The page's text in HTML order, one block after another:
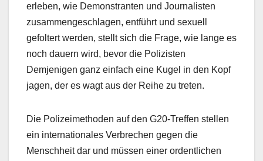
erleben, wie Demonstranten und Journalisten
zusammengeschlagen, entführt und sexuell
gefoltert werden, stellt sich die Frage, wie lange es
noch dauern wird, bevor die Polizisten
Demjenigen ganz einfach eine Kugel in den Kopf
jagen, der es wagt aus der Reihe zu treten.
Die Polizeimethoden auf den G20-Treffen stellen
ein internationales Verbrechen gegen die
Menschheit dar und müssen einer ordentlichen